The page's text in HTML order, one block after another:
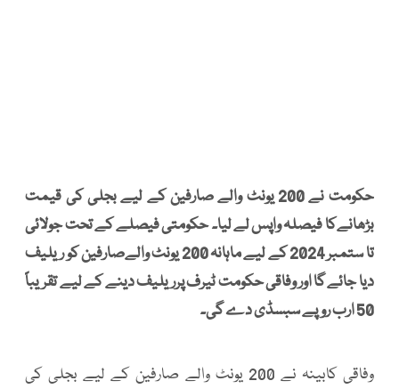
حکومت نے 200 یونٹ والے صارفین کے لیے بجلی کی قیمت
بڑھانےکا فیصلہ واپس لے لیا۔ حکومتی فیصلے کے تحت جولائی
تا ستمبر 2024 کے لیے ماہانہ 200 یونٹ والےصارفین کو ریلیف
دیا جائے گا اور وفاقی حکومت ٹیرف پرریلیف دینے کے لیے تقریباً
50 ارب روپے سبسڈی دے گی۔
وفاقی کابینہ نے 200 یونٹ والے صارفین کے لیے بجلی کی